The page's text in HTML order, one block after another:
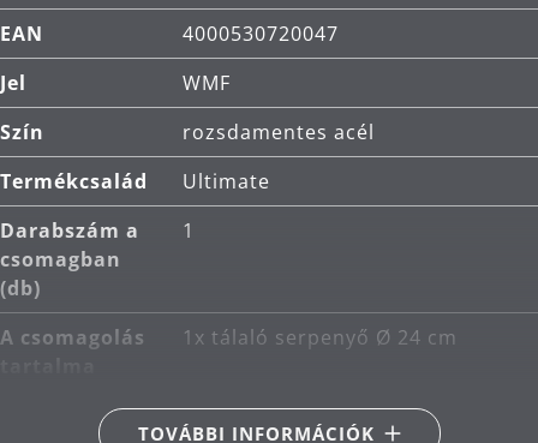
EAN
4000530720047
Jel
WMF
Szín
rozsdamentes acél
Termékcsalád
Ultimate
Darabszám a
csomagban
(db)
1
A csomagolás
1x tálaló serpenyő Ø 24 cm
rozsdamentes acél
TOVÁBBI INFORMÁCIÓK